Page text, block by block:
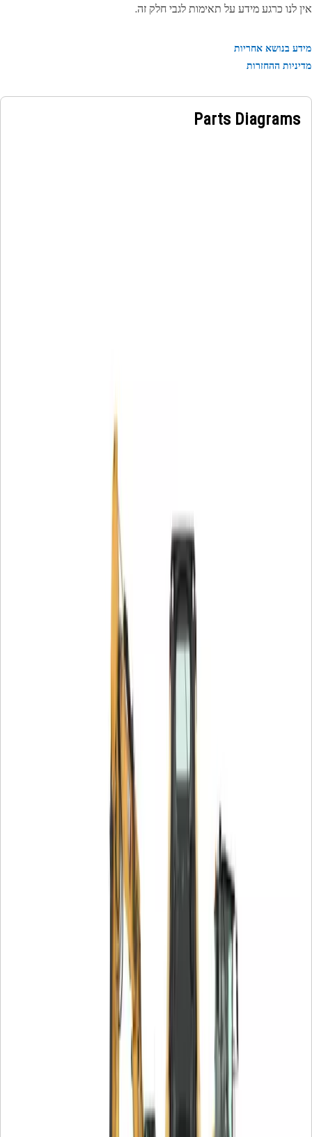
לנו כרגע מידע על תאימות לגבי חלק זה.
בנושא אחריות
ההחזרות
Parts Diagrams